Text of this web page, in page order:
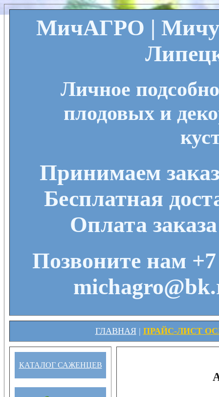
МичАГРО |
Личное
плодовых и
Принимаем
Бесплатная
Оплата
Позвоните нам
ГЛАВНАЯ| ПРАЙС-ЛИСТ
КАТАЛОГ САЖЕНЦЕВ